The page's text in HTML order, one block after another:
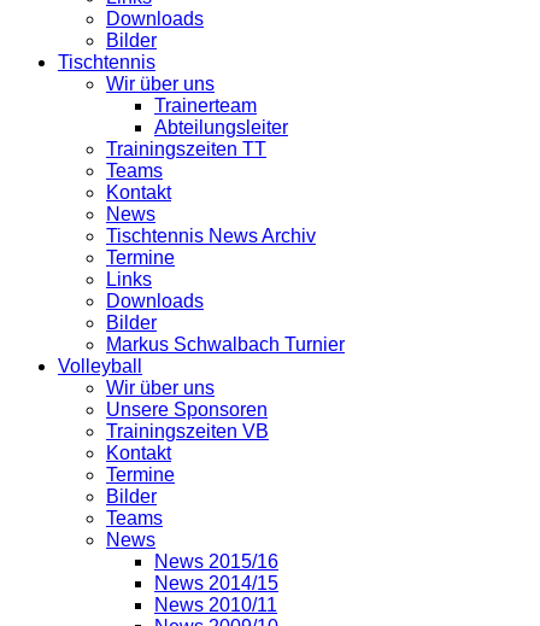
Downloads
Bilder
Tischtennis
Wir über uns
Trainerteam
Abteilungsleiter
Trainingszeiten TT
Teams
Kontakt
News
Tischtennis News Archiv
Termine
Links
Downloads
Bilder
Markus Schwalbach Turnier
Volleyball
Wir über uns
Unsere Sponsoren
Trainingszeiten VB
Kontakt
Termine
Bilder
Teams
News
News 2015/16
News 2014/15
News 2010/11